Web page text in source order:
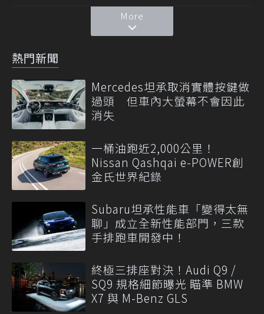
More
熱門新聞
Mercedes坦承取消實體按鍵做
過頭 但車內大螢幕不會因此
消失
一桶油跑近2,000公里！
Nissan Qashqai e-POWER創
金氏世界紀錄
Subaru坦承性能車「變得太無
聊」成立全新性能部門，三款
手排跑車開發中！
終極三排座對決！Audi Q9 /
SQ9 規格細節曝光 瞄準 BMW
X7 與 M-Benz GLS